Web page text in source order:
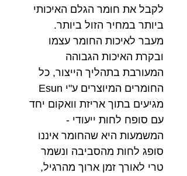
לקבל את חומר הגלם האיכותי
ביותר במחיר הזול ביותר.
מעבר לאיכות החומר עצמו
ובקרת האיכות הגבוהה
המעורבת בתהליך הייצור, כל
החומרים המיוצרים ע"י Esun
מגיעים בתוך אריזת וואקום יחד
עם סופח לחות ייעודי -
המשמעות היא שהחומר איננו
סופג לחות מהסביבה ונשמר
טרי לאורך זמן ארוך מהרגיל,